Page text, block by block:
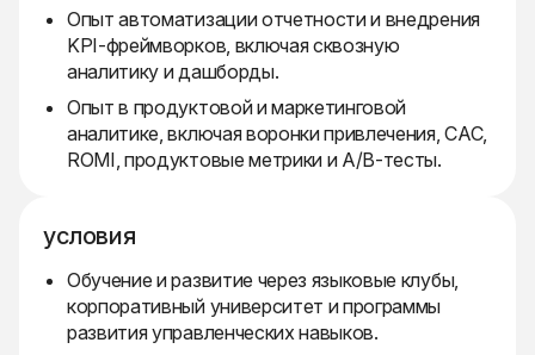
Опыт автоматизации отчетности и внедрения
KPI-фреймворков, включая сквозную
аналитику и дашборды.
Опыт в продуктовой и маркетинговой
аналитике, включая воронки привлечения, CAC,
ROMI, продуктовые метрики и A/B-тесты.
условия
Обучение и развитие через языковые клубы,
корпоративный университет и программы
развития управленческих навыков.